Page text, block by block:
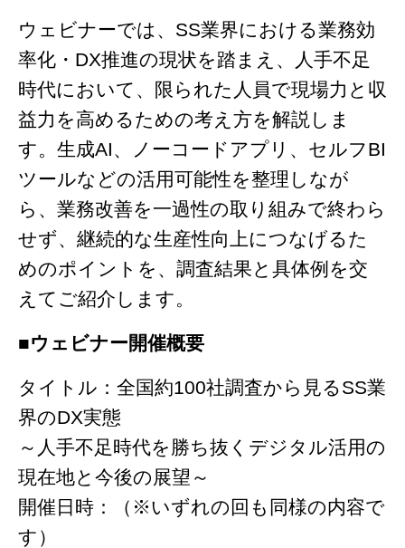
ウェビナーでは、SS業界における業務効
率化・DX推進の現状を踏まえ、人手不足
時代において、限られた人員で現場力と収
益力を高めるための考え方を解説しま
す。生成AI、ノーコードアプリ、セルフBI
ツールなどの活用可能性を整理しなが
ら、業務改善を一過性の取り組みで終わら
せず、継続的な生産性向上につなげるた
めのポイントを、調査結果と具体例を交
えてご紹介します。
■ウェビナー開催概要
タイトル：全国約100社調査から見るSS業
界のDX実態
～人手不足時代を勝ち抜くデジタル活用の
現在地と今後の展望～
開催日時：（※いずれの回も同様の内容で
す）